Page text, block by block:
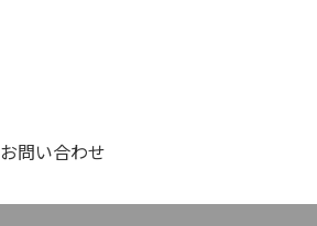
お問い合わせ